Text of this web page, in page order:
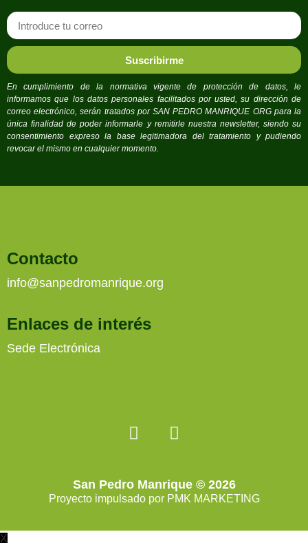
Suscribirme
En cumplimiento de la normativa vigente de protección de datos, le
informamos que los datos personales facilitados por usted, su dirección de
correo electrónico, serán tratados por SAN PEDRO MANRIQUE ORG para la
única finalidad de poder informarle y remitirle nuestra newsletter, siendo su
consentimiento expreso la base legitimadora del tratamiento y pudiendo
revocar el mismo en cualquier momento.
Contacto
info@sanpedromanrique.org
Enlaces de interés
Sede Electrónica
San Pedro Manrique © 2026
Proyecto impulsado por PMK MARKETING
X